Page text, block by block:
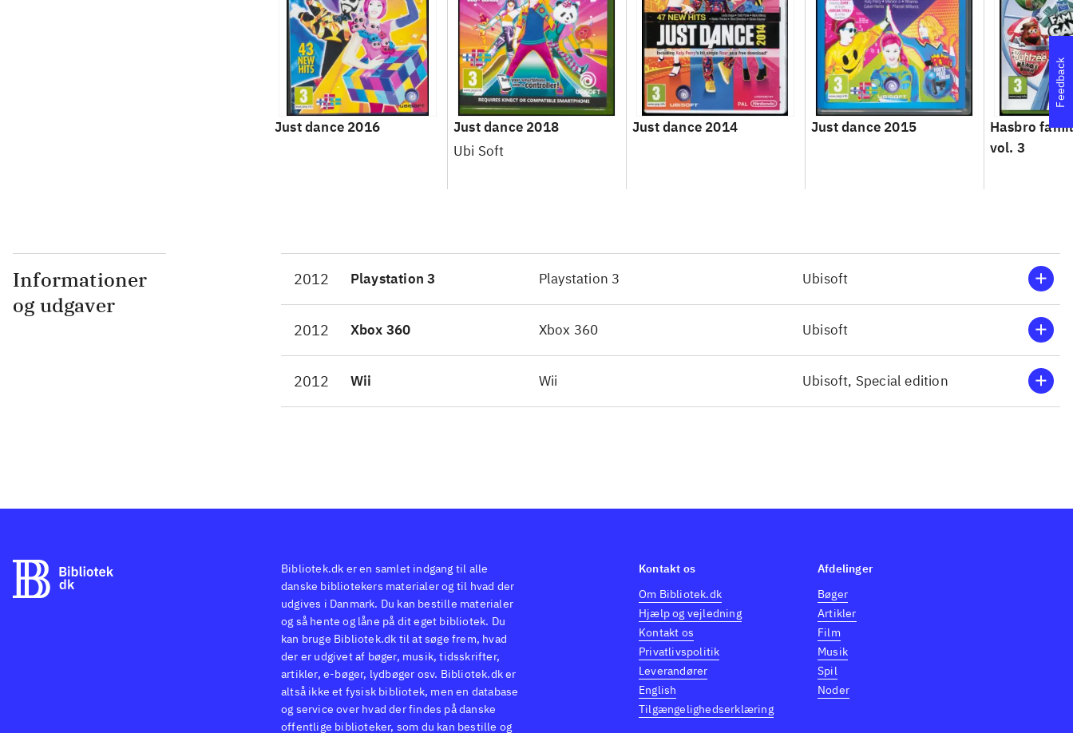
Just dance 2016
Just dance 2018
Ubi Soft
Just dance 2014 Just dance 2015
Hasbro
vol. 3
Informationer
og udgaver
2012 Playstation 3 Playstation 3 Ubisoft
2012 Xbox 360 Xbox 360 Ubisoft
2012 Wii Wii Ubisoft, Special edition
Feedback
Bibliotek.dk er en samlet indgang til alle
danske bibliotekers materialer og til hvad der
udgives i Danmark. Du kan bestille materialer
og så hente og låne på dit eget bibliotek. Du
kan bruge Bibliotek.dk til at søge frem, hvad
der er udgivet af bøger, musik, tidsskrifter,
artikler, e-bøger, lydbøger osv. Bibliotek.dk er
altså ikke et fysisk bibliotek, men en database
og service over hvad der findes på danske
offentlige biblioteker, som du kan bestille og
Kontakt os
Om Bibliotek.dk
Hjælp og vejledning
Kontakt os
Privatlivspolitik
Leverandører
English
Tilgængelighedserklæring
Afdelinger
Bøger
Artikler
Film
Musik
Spil
Noder